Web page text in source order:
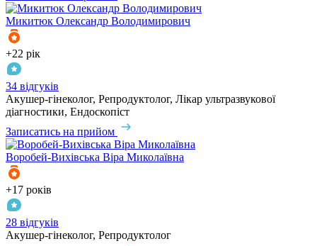
Микитюк Олександр Володимирович
+22 рік
34 відгуків
Акушер-гінеколог, Репродуктолог, Лікар ультразвукової
діагностики, Ендоскопіст
Записатись на прийом
Воробей-Вихівська Віра Миколаївна
+17 років
28 відгуків
Акушер-гінеколог, Репродуктолог